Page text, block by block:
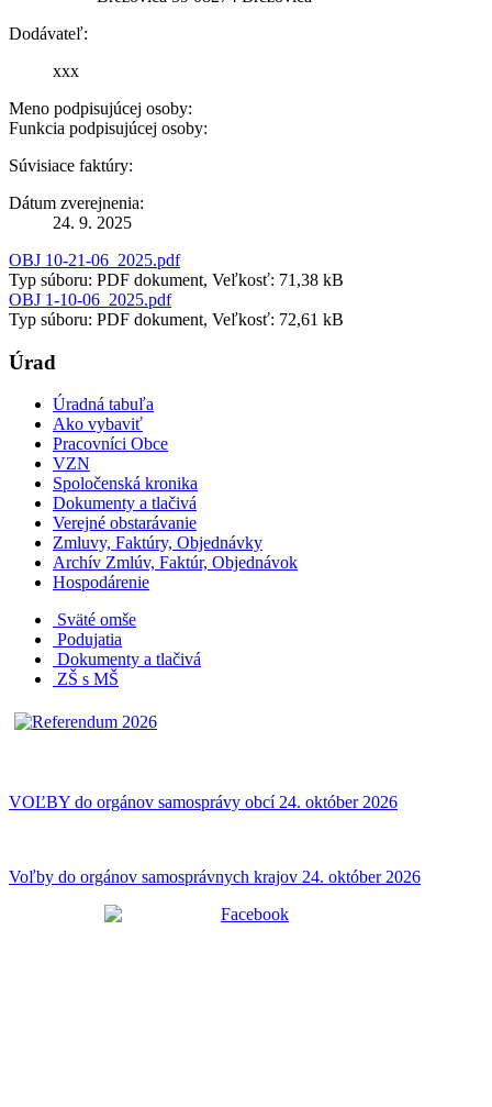
Dodávateľ:
xxx
Meno podpisujúcej osoby:
Funkcia podpisujúcej osoby:
Súvisiace faktúry:
Dátum zverejnenia:
24. 9. 2025
OBJ 10-21-06_2025.pdf
Typ súboru: PDF dokument, Veľkosť: 71,38 kB
OBJ 1-10-06_2025.pdf
Typ súboru: PDF dokument, Veľkosť: 72,61 kB
Úrad
Úradná tabuľa
Ako vybaviť
Pracovníci Obce
VZN
Spoločenská kronika
Dokumenty a tlačivá
Verejné obstarávanie
Zmluvy, Faktúry, Objednávky
Archív Zmlúv, Faktúr, Objednávok
Hospodárenie
Sväté omše
Podujatia
Dokumenty a tlačivá
ZŠ s MŠ
VOĽBY do orgánov samosprávy obcí 24. október 2026
Voľby do orgánov samosprávnych krajov 24. október 2026